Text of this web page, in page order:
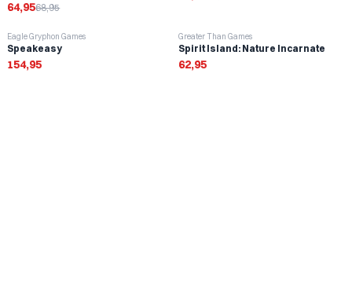
64,9568,95
Eagle Gryphon Games
Speakeasy
154,95
Greater Than Games
Spirit Island: Nature Incarnate
62,95